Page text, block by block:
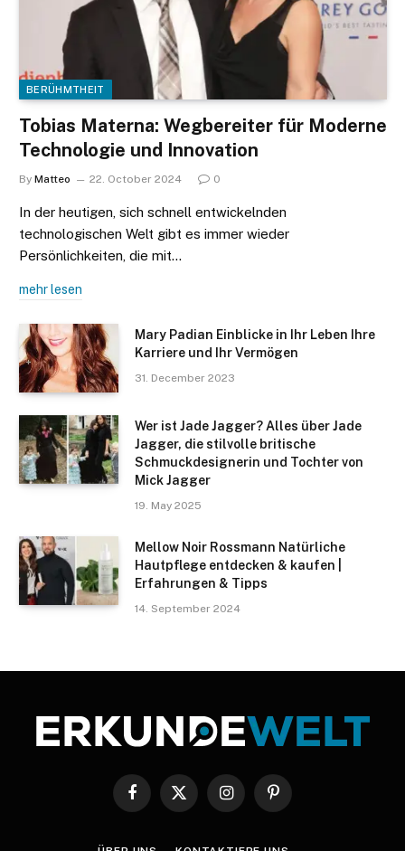
BERÜHMTHEIT
Tobias Materna: Wegbereiter für Moderne
Technologie und Innovation
By Matteo 22. October 2024 0
In der heutigen, sich schnell entwickelnden
technologischen Welt gibt es immer wieder
Persönlichkeiten, die mit…
mehr lesen
Mary Padian Einblicke in Ihr Leben Ihre
Karriere und Ihr Vermögen
31. December 2023
Wer ist Jade Jagger? Alles über Jade
Jagger, die stilvolle britische
Schmuckdesignerin und Tochter von
Mick Jagger
19. May 2025
Mellow Noir Rossmann Natürliche
Hautpflege entdecken & kaufen |
Erfahrungen & Tipps
14. September 2024
Facebook
X
InstagramPinterest